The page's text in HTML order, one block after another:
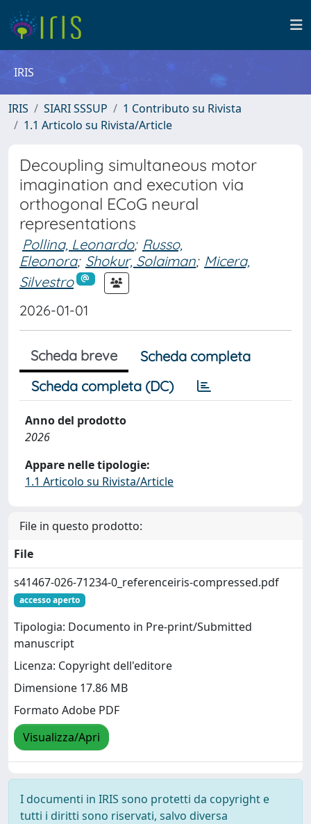
IRIS
IRIS SIARI SSSUP
1 Contributo su Rivista
1.1 Articolo su Rivista/Article
Decoupling simultaneous motor
imagination and execution via
orthogonal ECoG neural
representations
Pollina, Leonardo; Russo,
Eleonora; Shokur, Solaiman; Micera,
Silvestro
2026-01-01
Scheda breve
Scheda completa
Scheda completa (DC)
Anno del prodotto
2026
Appare nelle tipologie:
1.1 Articolo su Rivista/Article
File in questo prodotto:
File
s41467-026-71234-0_referenceiris-compressed.pdf
accesso aperto
Tipologia: Documento in Pre-print/Submitted
manuscript
Licenza: Copyright dell'editore
Dimensione 17.86 MB
Formato Adobe PDF
Visualizza/Apri
I documenti in IRIS sono protetti da copyright e
tutti i diritti sono riservati, salvo diversa